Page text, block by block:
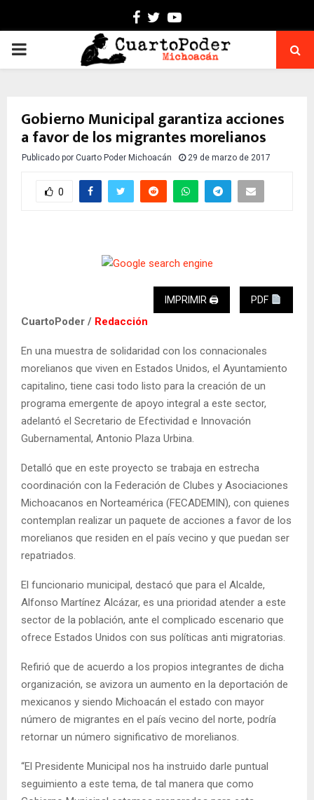
Facebook
TwitterYoutube
PRIMARY
Gobierno Municipal garantiza acciones
a favor de los migrantes morelianos
Publicado por Cuarto Poder Michoacán 29 de marzo de 2017
0
IMPRIMIR 🖨 PDF
CuartoPoder / Redacción
En una muestra de solidaridad con los connacionales
morelianos que viven en Estados Unidos, el Ayuntamiento
capitalino, tiene casi todo listo para la creación de un
programa emergente de apoyo integral a este sector,
adelantó el Secretario de Efectividad e Innovación
Gubernamental, Antonio Plaza Urbina.
Detalló que en este proyecto se trabaja en estrecha
coordinación con la Federación de Clubes y Asociaciones
Michoacanos en Norteamérica (FECADEMIN), con quienes
contemplan realizar un paquete de acciones a favor de los
morelianos que residen en el país vecino y que puedan ser
repatriados.
El funcionario municipal, destacó que para el Alcalde,
Alfonso Martínez Alcázar, es una prioridad atender a este
sector de la población, ante el complicado escenario que
ofrece Estados Unidos con sus políticas anti migratorias.
Refirió que de acuerdo a los propios integrantes de dicha
organización, se avizora un aumento en la deportación de
mexicanos y siendo Michoacán el estado con mayor
número de migrantes en el país vecino del norte, podría
retornar un número significativo de morelianos.
“El Presidente Municipal nos ha instruido darle puntual
seguimiento a este tema, de tal manera que como